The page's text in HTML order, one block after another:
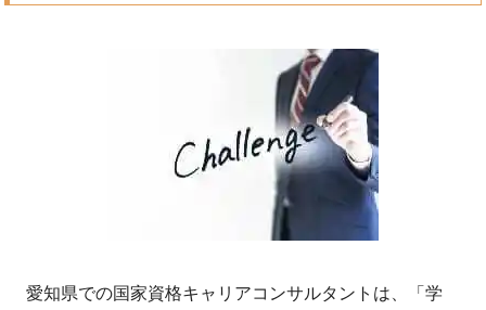
愛知県での国家資格キャリアコンサルタントは、「学